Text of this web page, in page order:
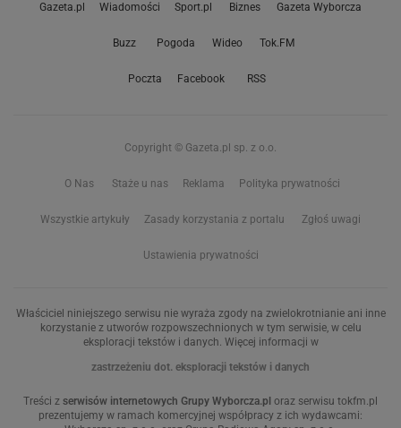
Gazeta.pl Wiadomości Sport.pl Biznes Gazeta Wyborcza
Buzz Pogoda Wideo Tok.FM
Poczta Facebook RSS
Copyright © Gazeta.pl sp. z o.o.
O Nas Staże u nas Reklama Polityka prywatności
Wszystkie artykuły Zasady korzystania z portalu Zgłoś uwagi
Ustawienia prywatności
Właściciel niniejszego serwisu nie wyraża zgody na zwielokrotnianie ani inne
korzystanie z utworów rozpowszechnionych w tym serwisie, w celu
eksploracji tekstów i danych. Więcej informacji w
zastrzeżeniu dot. eksploracji tekstów i danych
Treści z serwisów internetowych Grupy Wyborcza.pl oraz serwisu tokfm.pl
prezentujemy w ramach komercyjnej współpracy z ich wydawcami: